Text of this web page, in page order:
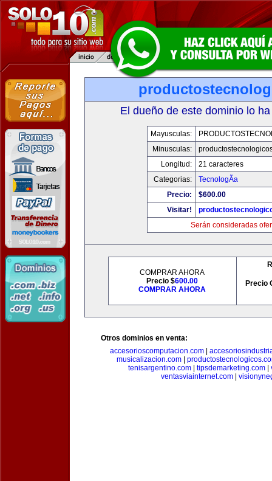
El dueño de este dominio lo
Mayusculas:
Minusculas:
Longitud:
21 caracteres
Categorias:
TecnologÃ­a
Precio:
$600.00
Visitar!
Serán consideradas
COMPRAR AHORA
Precio $600.00
COMPRAR AHORA
Precio
Otros dominios en venta:
accesorioscomputacion.com
musicalizacion.com|
tenisargentino.com
tipsdemarketing.com
ventasviainternet.com